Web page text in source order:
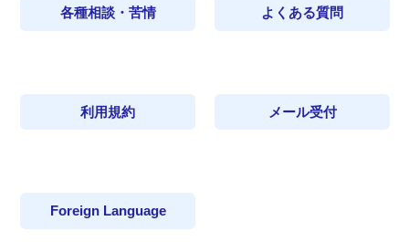
各種相談・苦情 よくある質問
利用規約 メール受付
Foreign Language